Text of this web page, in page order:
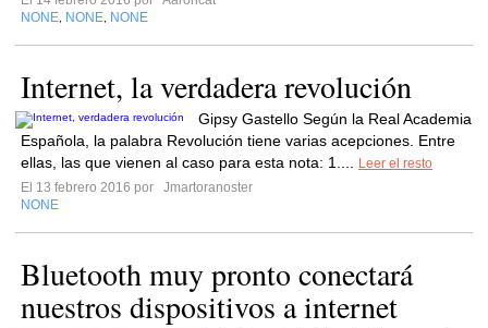
NONE NONE NONE
Internet, la verdadera revolución
Gipsy Gastello Según la Real Academia
Española, la palabra Revolución tiene varias acepciones. Entre
ellas, las que vienen al caso para esta nota: 1....
Leer el resto
El 13 febrero 2016 por
Jmartoranoster
NONE
Bluetooth muy pronto conectará
nuestros dispositivos a internet